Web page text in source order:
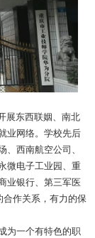
展东西联姻、南北
业网络。学校先后
西南航空公司、
微电子工业园、重
业银行、第三军医
合作关系，有力的保
为一个有特色的职